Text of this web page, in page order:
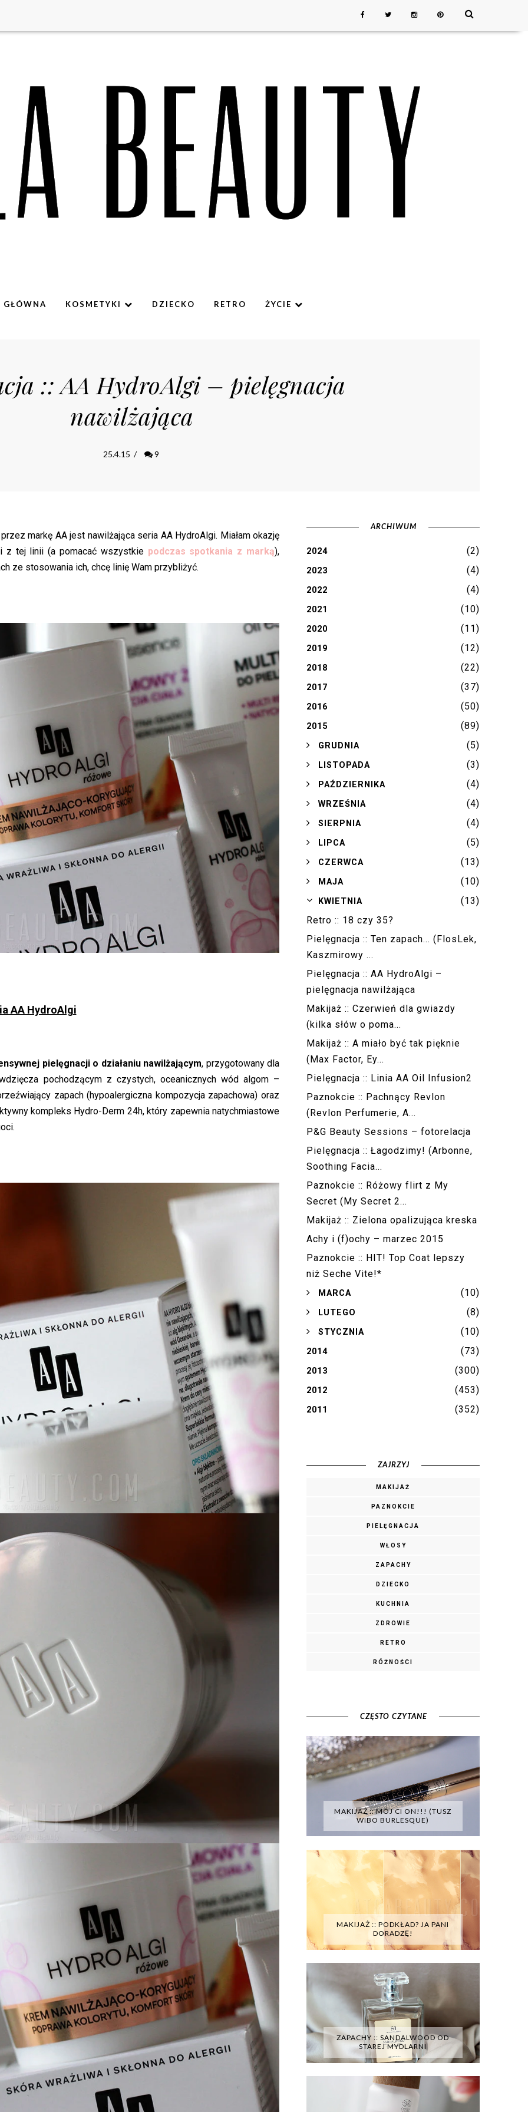
GŁÓWNA KOSMETYKI DZIECKO RETRO ŻYCIE
:: AA HydroAlgi – pielęgnacja
nawilżająca
25.4.15 / 9
markę AA jest nawilżająca seria AA HydroAlgi. Miałam okazję
z tej linii (a pomacać wszystkie podczas spotkania z marką),
ze stosowania ich, chcę linię Wam przybliżyć.
AA HydroAlgi
pielęgnacji o działaniu nawilżającym, przygotowany dla
pochodzącym z czystych, oceanicznych wód algom –
zapach (hypoalergiczna kompozycja zapachowa) oraz
kompleks Hydro-Derm 24h, który zapewnia natychmiastowe
ARCHIWUM
2024 (2)
2023 (4)
2022 (4)
2021 (10)
2020 (11)
2019 (12)
2018 (22)
2017 (37)
2016 (50)
2015 (89)
►GRUDNIA (5)
►LISTOPADA (3)
►PAŹDZIERNIKA (4)
►WRZEŚNIA (4)
►SIERPNIA (4)
►LIPCA (5)
►CZERWCA (13)
►MAJA (10)
▼KWIETNIA
(13)
Retro :: 18 czy 35?
Pielęgnacja :: Ten zapach... (FlosLek,
Kaszmirowy ...
Pielęgnacja :: AA HydroAlgi –
pielęgnacja nawilżająca
Makijaż :: Czerwień dla gwiazdy
(kilka słów o poma...
Makijaż :: A miało być tak pięknie
(Max Factor, Ey...
Pielęgnacja :: Linia AA Oil Infusion2
Paznokcie :: Pachnący Revlon
(Revlon Perfumerie, A...
P&G Beauty Sessions – fotorelacja
Pielęgnacja :: Łagodzimy! (Arbonne,
Soothing Facia...
Paznokcie :: Różowy flirt z My
Secret (My Secret 2...
Makijaż :: Zielona opalizująca kreska
Achy i (f)ochy – marzec 2015
Paznokcie :: HIT! Top Coat lepszy
niż Seche Vite!*
►MARCA (10)
►LUTEGO (8)
►STYCZNIA (10)
2014 (73)
2013 (300)
2012 (453)
2011 (352)
ZAJRZYJ
MAKIJAŻ
PAZNOKCIE
PIELĘGNACJA
WŁOSY
ZAPACHY
DZIECKO
KUCHNIA
ZDROWIE
RETRO
RÓŻNOŚCI
CZĘSTO CZYTANE
MAKIJAŻ :: MÓJ CI ON!!! (TUSZ
WIBO BURLESQUE)
MAKIJAŻ :: PODKŁAD? JA PANI
DORADZĘ!
ZAPACHY :: SANDALWOOD OD
STAREJ MYDLARNI